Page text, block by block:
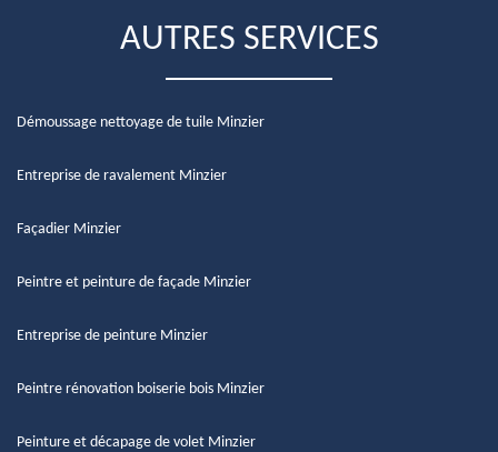
AUTRES SERVICES
Démoussage nettoyage de tuile Minzier
Entreprise de ravalement Minzier
Façadier Minzier
Peintre et peinture de façade Minzier
Entreprise de peinture Minzier
Peintre rénovation boiserie bois Minzier
Peinture et décapage de volet Minzier